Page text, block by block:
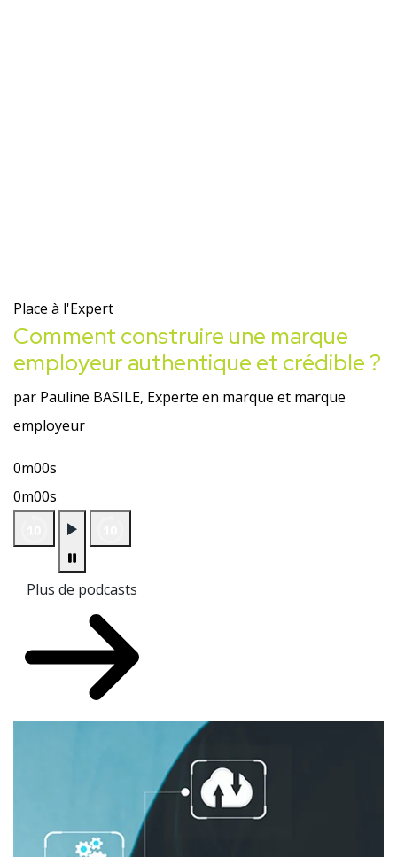
Place à l'Expert
Comment construire une marque
employeur authentique et crédible ?
par Pauline BASILE, Experte en marque et marque
employeur
0m00s
0m00s
Plus de podcasts